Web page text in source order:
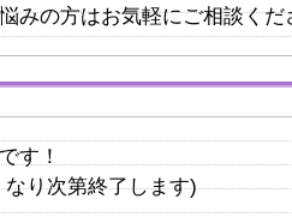
みの方はお気軽にご相談くだ
す！
り次第終了します)